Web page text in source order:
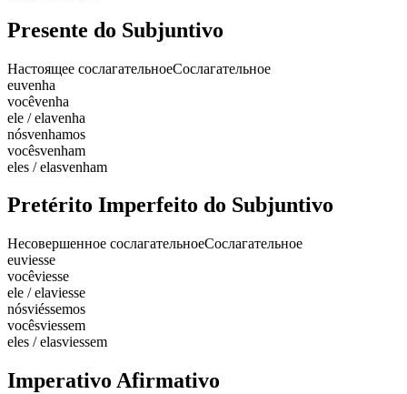
Presente do Subjuntivo
Настоящее сослагательноеСослагательное
euvenha
vocêvenha
ele / elavenha
nósvenhamos
vocêsvenham
eles / elasvenham
Pretérito Imperfeito do Subjuntivo
Несовершенное сослагательноеСослагательное
euviesse
vocêviesse
ele / elaviesse
nósviéssemos
vocêsviessem
eles / elasviessem
Imperativo Afirmativo